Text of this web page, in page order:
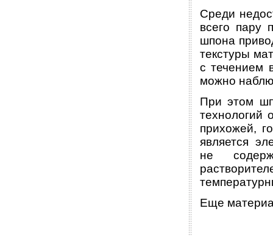
Среди
всего пару
шпона
текстуры
с течением
можно
При этом
технологий
прихожей,
является
не
Еще